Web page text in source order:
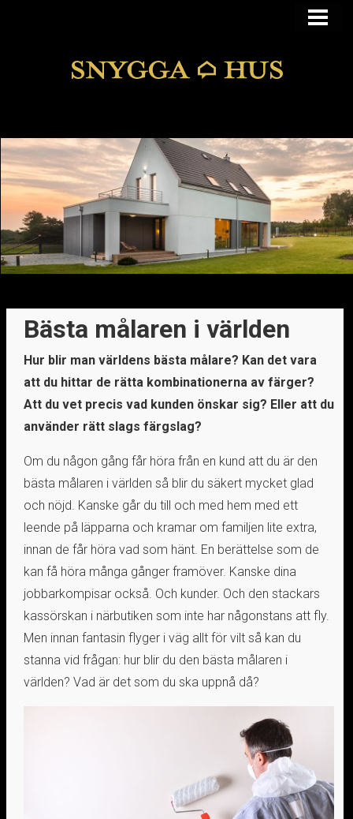
BLOGG
Bästa målaren i världen
Hur blir man världens bästa målare? Kan det vara
att du hittar de rätta kombinationerna av färger?
Att du vet precis vad kunden önskar sig? Eller att du
använder rätt slags färgslag?
Om du någon gång får höra från en kund att du är den
bästa målaren i världen så blir du säkert mycket glad
och nöjd. Kanske går du till och med hem med ett
leende på läpparna och kramar om familjen lite extra,
innan de får höra vad som hänt. En berättelse som de
kan få höra många gånger framöver. Kanske dina
jobbarkompisar också. Och kunder. Och den stackars
kassörskan i närbutiken som inte har någonstans att fly.
Men innan fantasin flyger i väg allt för vilt så kan du
stanna vid frågan: hur blir du den bästa målaren i
världen? Vad är det som du ska uppnå då?